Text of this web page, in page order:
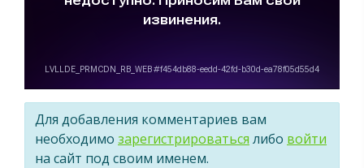
Для добавления комментариев вам
необходимо зарегистрироваться либо войти
на сайт под своим именем.